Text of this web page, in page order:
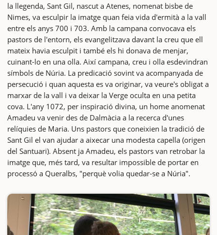
la llegenda, Sant Gil, nascut a Atenes, nomenat bisbe de
Nimes, va esculpir la imatge quan feia vida d'ermità a la vall
entre els anys 700 i 703. Amb la campana convocava els
pastors de l'entorn, els evangelitzava davant la creu que ell
mateix havia esculpit i també els hi donava de menjar,
cuinant-lo en una olla. Així campana, creu i olla esdevindran
símbols de Núria. La predicació sovint va acompanyada de
persecució i quan aquesta es va originar, va veure's obligat a
marxar de la vall i va deixar la Verge oculta en una petita
cova. L'any 1072, per inspiració divina, un home anomenat
Amadeu va venir des de Dalmàcia a la recerca d'unes
relíquies de Maria. Uns pastors que coneixien la tradició de
Sant Gil el van ajudar a aixecar una modesta capella (origen
del Santuari). Absent ja Amadeu, els pastors van retrobar la
imatge que, més tard, va resultar impossible de portar en
processó a Queralbs, "perquè volia quedar-se a Núria".